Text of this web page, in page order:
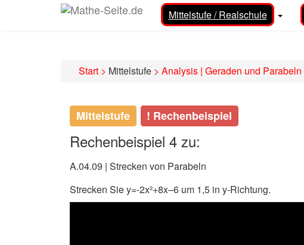
Mittelstufe / Realschule
Start > Mittelstufe > Analysis | Geraden und Parabeln
Mittelstufe ! Rechenbeispiel
Rechenbeispiel 4 zu:
A.04.09 | Strecken von Parabeln
Strecken Sie y=-2x²+8x–6 um 1,5 in y-Richtung.